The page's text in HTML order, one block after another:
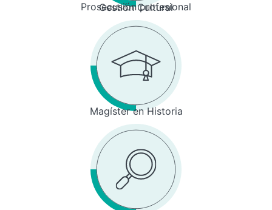
Prosecusión profesional
Gestión Cultural
Magíster en Historia